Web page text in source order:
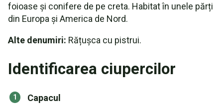
foioase și conifere de pe creta. Habitat în unele părți
din Europa și America de Nord.
Alte denumiri: Rățușca cu pistrui.
Identificarea ciupercilor
Capacul